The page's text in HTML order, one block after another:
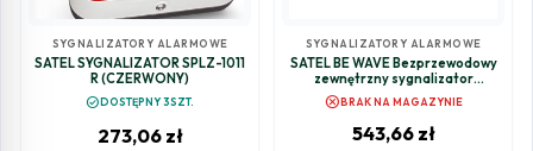
SYGNALIZATORY ALARMOWE
SATEL SYGNALIZATOR SPLZ-1011
R (CZERWONY)
check_circleDOSTĘPNY 3SZT.
273,06 zł
SYGNALIZATORY ALARMOWE
SATEL BE WAVE Bezprzewodowy
zewnętrzny sygnalizator
akustyczno-optyczny Outdoor
Siren R ASP-200 R AB
cancelBRAK NA MAGAZYNIE
543,66 zł